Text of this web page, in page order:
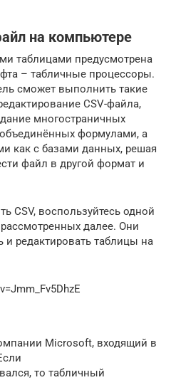
на компьютере
таблицами предусмотрена
– табличные процессоры.
сможет выполнить такие
CSV-файла,
многостраничных
формулами, а
как с базами данных, решая
файл в другой формат и
CSV, воспользуйтесь одной
далее. Они
и редактировать таблицы на
Microsoft, входящий в
то табличный